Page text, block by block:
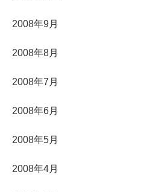
2008年9月
2008年8月
2008年7月
2008年6月
2008年5月
2008年4月